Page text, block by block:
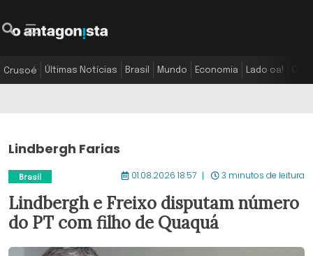
Crusoé Últimas Notícias Brasil Mundo Economia Lado oa!
Lindbergh Farias
Brasil 01.08.2026 18:57 3 minutos de leitura
Lindbergh e Freixo disputam número
do PT com filho de Quaquá